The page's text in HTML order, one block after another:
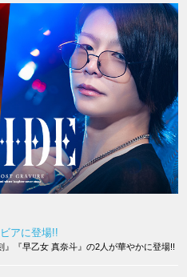
アに登場!!
』『早乙女 真奈斗』の2人が華やかに登場!!